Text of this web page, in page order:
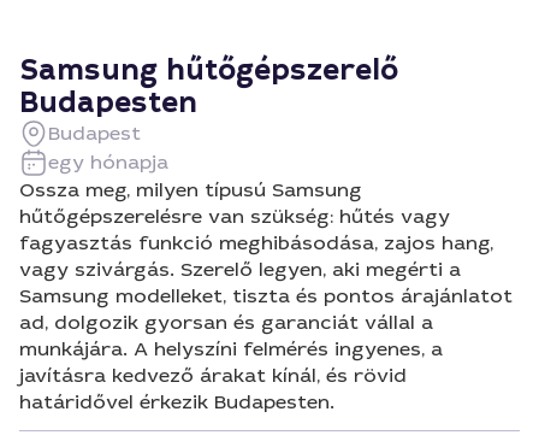
Samsung hűtőgépszerelő
Budapesten
Budapest
egy hónapja
Ossza meg, milyen típusú Samsung
hűtőgépszerelésre van szükség: hűtés vagy
fagyasztás funkció meghibásodása, zajos hang,
vagy szivárgás. Szerelő legyen, aki megérti a
Samsung modelleket, tiszta és pontos árajánlatot
ad, dolgozik gyorsan és garanciát vállal a
munkájára. A helyszíni felmérés ingyenes, a
javításra kedvező árakat kínál, és rövid
határidővel érkezik Budapesten.